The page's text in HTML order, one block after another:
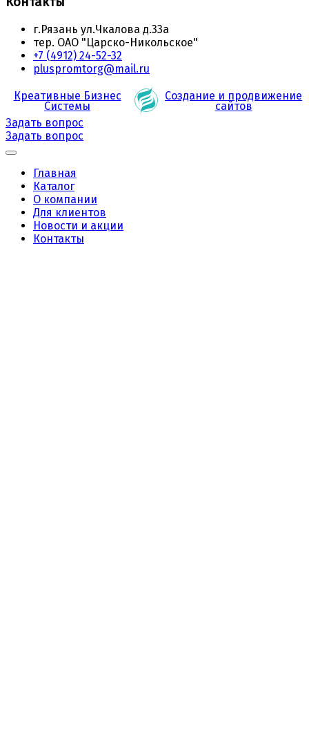
г.Рязань ул.Чкалова д.33а
тер. ОАО "Царско-Никольское"
+7 (4912) 24-52-32
pluspromtorg@mail.ru
Креативные Бизнес
Системы
Создание и продвижение
сайтов
Задать вопрос
Задать вопрос
Главная
Каталог
О компании
Для клиентов
Новости и акции
Контакты